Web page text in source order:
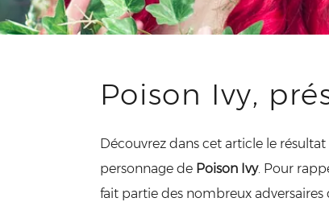
Poison Ivy,
Découvrez dans cet article le
personnage de Poison Ivy. Pour
fait partie des nombreux